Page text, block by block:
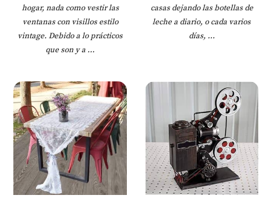
hogar, nada como vestir las
ventanas con visillos estilo
vintage. Debido a lo prácticos
que son y a ...
casas dejando las botellas de
leche a diario, o cada varios
días, ...